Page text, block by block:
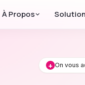
À Propos
+ On vous